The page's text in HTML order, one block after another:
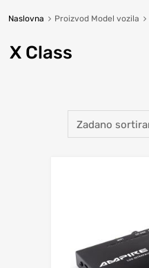
Naslovna Proizvod Model vozila
X Class